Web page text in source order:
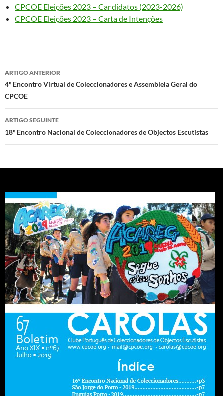
CPCOE Eleições 2023 – Candidatos (2023-2026)
CPCOE Eleições 2023 – Carta de Intenções
Navegação
de
artigos
ARTIGO ANTERIOR
4º Encontro Virtual de Coleccionadores e Assembleia Geral do
CPCOE
ARTIGO SEGUINTE
18º Encontro Nacional de Coleccionadores de Objectos Escutistas